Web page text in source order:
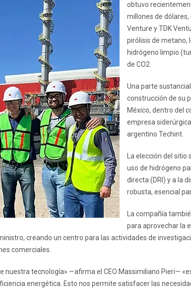
obtuvo
millones de dólares,
Venture y TDK
pirólisis de metano,
hidrógeno limpio
de CO2.
Una parte
construcción de su
México, dentro del
empresa
argentino Techint.
La elección del
uso de hidrógeno
directa (DRI) y a la
robusta, esencial
La compañía
para aprovechar la
creando un centro para las actividades de
comerciales.
nuestra tecnología» —afirma el CEO Massimiliano Pieri—
energética. Esto nos permite satisfacer las